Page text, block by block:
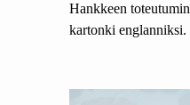
Hankkeen
kartonki englanniksi.